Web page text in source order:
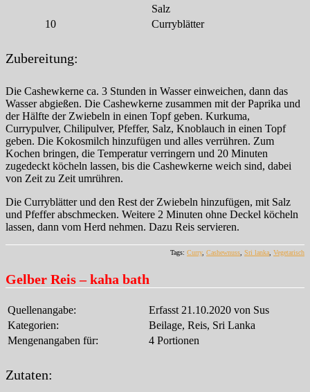
Salz
10
Curryblätter
Zubereitung:
Die Cashewkerne ca. 3 Stunden in Wasser einweichen, dann das
Wasser abgießen. Die Cashewkerne zusammen mit der Paprika und
der Hälfte der Zwiebeln in einen Topf geben. Kurkuma,
Currypulver, Chilipulver, Pfeffer, Salz, Knoblauch in einen Topf
geben. Die Kokosmilch hinzufügen und alles verrühren. Zum
Kochen bringen, die Temperatur verringern und 20 Minuten
zugedeckt köcheln lassen, bis die Cashewkerne weich sind, dabei
von Zeit zu Zeit umrühren.
Die Curryblätter und den Rest der Zwiebeln hinzufügen, mit Salz
und Pfeffer abschmecken. Weitere 2 Minuten ohne Deckel köcheln
lassen, dann vom Herd nehmen. Dazu Reis servieren.
Tags: Curry, Cashewnuss Sri lanka Vegetarisch
Gelber Reis – kaha bath
Quellenangabe:
Erfasst 21.10.2020 von Sus
Kategorien:
Beilage, Reis, Sri Lanka
Mengenangaben für:
4 Portionen
Zutaten: